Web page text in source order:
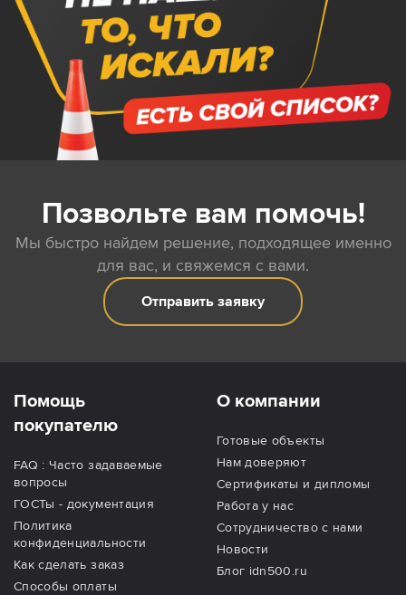
Позвольте вам помочь!
Мы быстро найдем решение, подходящее именно
для вас, и свяжемся с вами.
Отправить заявку
Помощь
покупателю
FAQ : Часто задаваемые
вопросы
ГОСТы - документация
Политика
конфиденциальности
Как сделать заказ
Способы оплаты
О компании
Готовые объекты
Нам доверяют
Сертификаты и дипломы
Работа у нас
Сотрудничество с нами
Новости
Блог idn500.ru